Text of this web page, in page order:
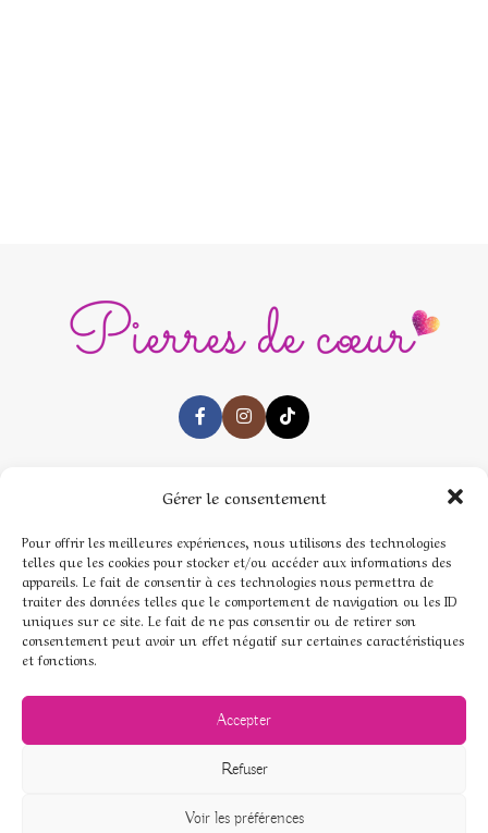
Gérer le consentement
Pour offrir les meilleures expériences, nous utilisons des technologies
telles que les cookies pour stocker et/ou accéder aux informations des
appareils. Le fait de consentir à ces technologies nous permettra de
traiter des données telles que le comportement de navigation ou les ID
uniques sur ce site. Le fait de ne pas consentir ou de retirer son
consentement peut avoir un effet négatif sur certaines caractéristiques
et fonctions.
Accepter
Refuser
Voir les préférences
CONDITIONS D'EXPÉDITION ET DE LIVRAISON
FRANCE METROPOLE ET MONACO
DOM / TOM
EUROPE
HORS EUROPE